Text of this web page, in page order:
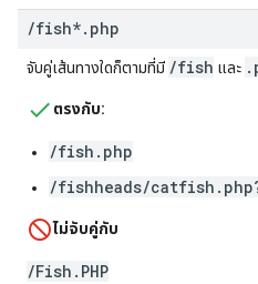
/fish*. php
จับคู่เส้นทางใดก็ตามที่มี /fish และ
ตรงกับ:
/fish.php
/fishheads/
ไม่จับคู่กับ
/Fish . PHP